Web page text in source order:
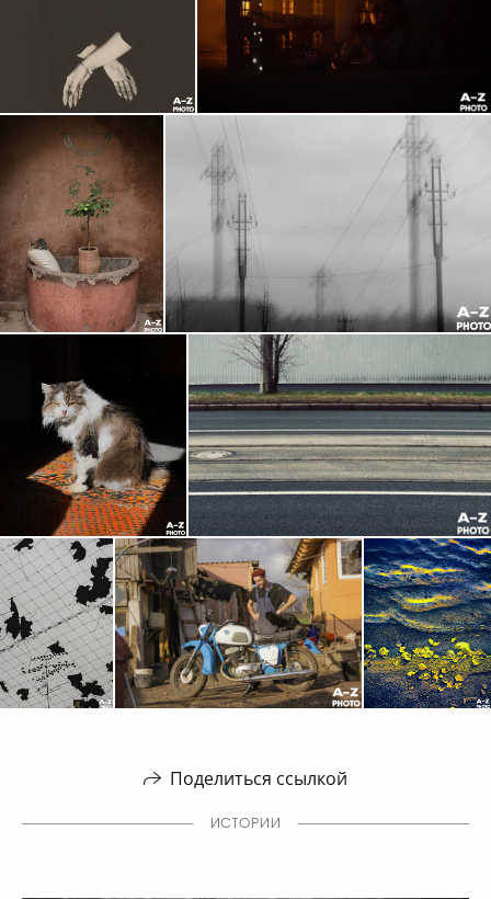
Поделиться ссылкой
ИСТОРИИ